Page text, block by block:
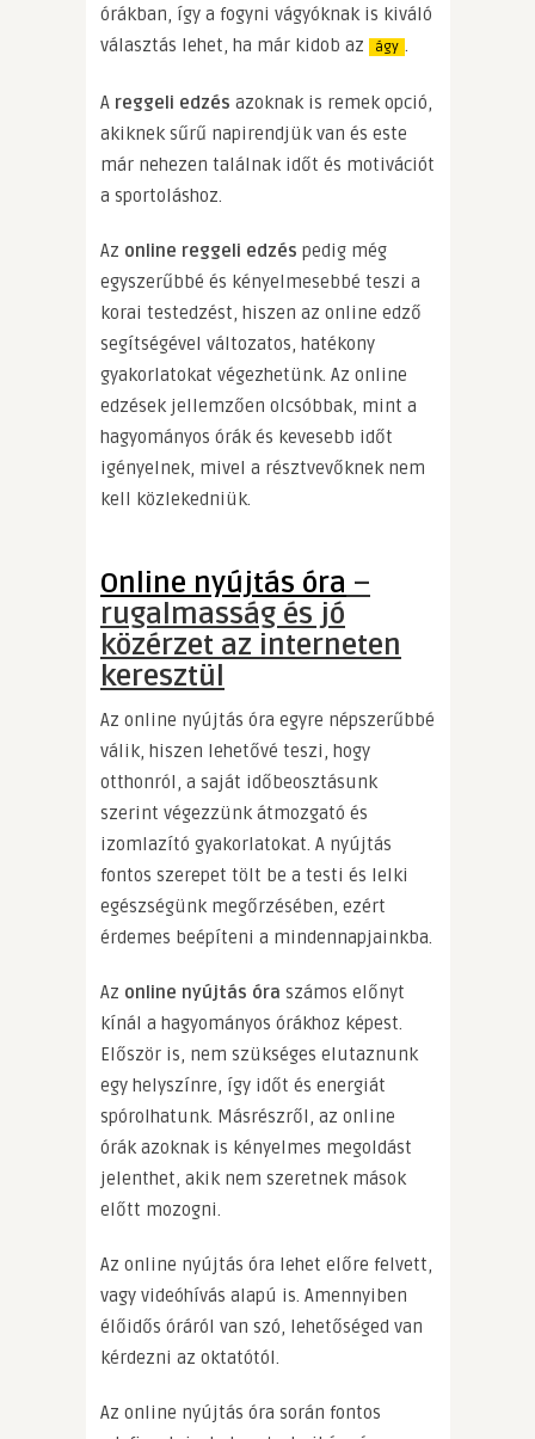
órákban, így a fogyni vágyóknak is kiváló
választás lehet, ha már kidob az
ágy .
A reggeli edzés azoknak is remek opció,
akiknek sűrű napirendjük van és este
már nehezen találnak időt és motivációt
a sportoláshoz.
Az online reggeli edzés pedig még
egyszerűbbé és kényelmesebbé teszi a
korai testedzést, hiszen az online edző
segítségével változatos, hatékony
gyakorlatokat végezhetünk. Az online
edzések jellemzően olcsóbbak, mint a
hagyományos órák és kevesebb időt
igényelnek, mivel a résztvevőknek nem
kell közlekedniük.
Online nyújtás óra –
rugalmasság és jó
közérzet az interneten
keresztül
Az online nyújtás óra egyre népszerűbbé
válik, hiszen lehetővé teszi, hogy
otthonról, a saját időbeosztásunk
szerint végezzünk átmozgató és
izomlazító gyakorlatokat. A nyújtás
fontos szerepet tölt be a testi és lelki
egészségünk megőrzésében, ezért
érdemes beépíteni a mindennapjainkba.
Az online nyújtás óra számos előnyt
kínál a hagyományos órákhoz képest.
Először is, nem szükséges elutaznunk
egy helyszínre, így időt és energiát
spórolhatunk. Másrészről, az online
órák azoknak is kényelmes megoldást
jelenthet, akik nem szeretnek mások
előtt mozogni.
Az online nyújtás óra lehet előre felvett,
vagy videóhívás alapú is. Amennyiben
élőidős óráról van szó, lehetőséged van
kérdezni az oktatótól.
Az online nyújtás óra során fontos